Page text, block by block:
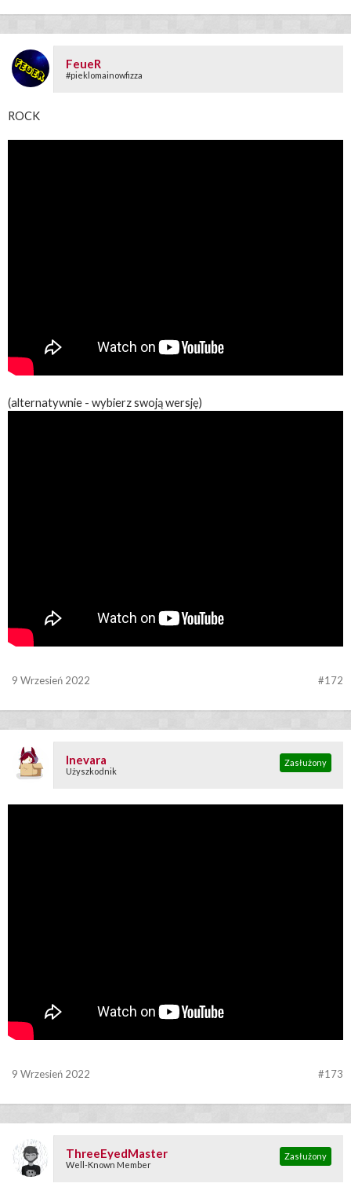
FeueR
#pieklomainowfizza
ROCK
(alternatywnie - wybierz swoją wersję)
#172
9 Wrzesień 2022
Inevara
Użyszkodnik
Zasłużony
#173
9 Wrzesień 2022
ThreeEyedMaster
Well-Known Member
Zasłużony